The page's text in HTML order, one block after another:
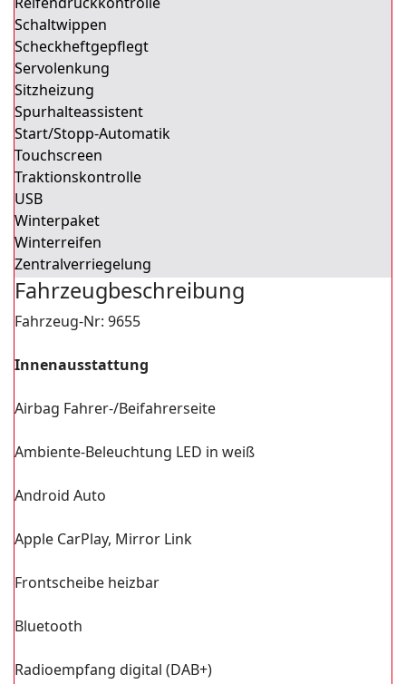
Schaltwippen
Scheckheftgepflegt
Servolenkung
Sitzheizung
Spurhalteassistent
Start/Stopp-Automatik
Touchscreen
Traktionskontrolle
USB
Winterpaket
Winterreifen
Zentralverriegelung
Fahrzeug­beschreibung
Fahrzeug-Nr: 9655
Innenausstattung
Airbag Fahrer-/Beifahrerseite
Ambiente-Beleuchtung LED in weiß
Android Auto
Apple CarPlay, Mirror Link
Frontscheibe heizbar
Bluetooth
Radioempfang digital (DAB+)